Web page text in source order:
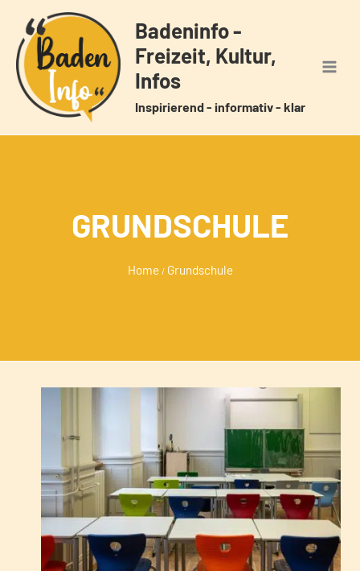
Inhalt
springen
Badeninfo -
Freizeit, Kultur,
Infos
Inspirierend - informativ - klar
GRUNDSCHULE
Home / Grundschule